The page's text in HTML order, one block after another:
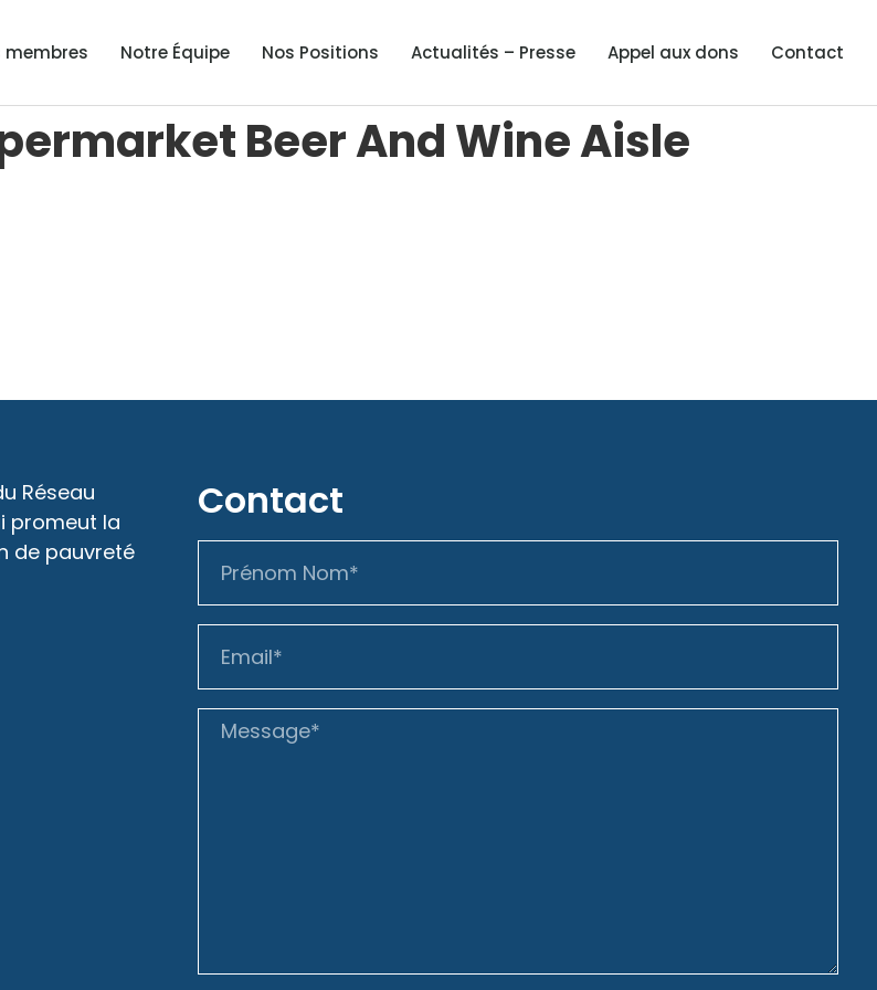
membres Notre Équipe Nos Positions Actualités – Presse Appel aux dons Contact
Beer And Wine Aisle
Réseau
promeut la
de pauvreté
Contact